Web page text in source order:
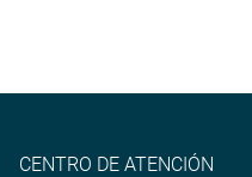
CENTRO DE ATENCIÓN